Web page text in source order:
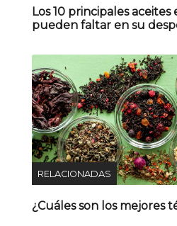
Los 10 principales
pueden faltar en su
RELACIONADAS
¿Cuáles son los mejores